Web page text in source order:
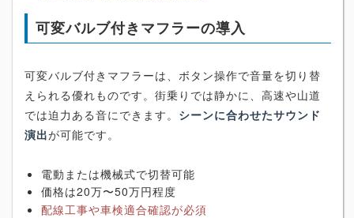
可変バルブ付きマフラーの導入
可変バルブ付きマフラーは、ボタン操作で音量を切り替
えられる優れものです。街乗りでは静かに、高速や山道
では迫力ある音にできます。 シーンに合わせたサウンド
演出が可能です。
電動または機械式で切替可能
価格は20万〜50万円程度
配線工事や車検適合確認が必須